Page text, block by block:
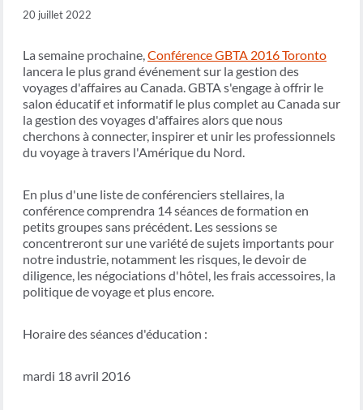
20 juillet 2022
La semaine prochaine, Conférence GBTA 2016 Toronto
lancera le plus grand événement sur la gestion des
voyages d'affaires au Canada. GBTA s'engage à offrir le
salon éducatif et informatif le plus complet au Canada sur
la gestion des voyages d'affaires alors que nous
cherchons à connecter, inspirer et unir les professionnels
du voyage à travers l'Amérique du Nord.
En plus d'une liste de conférenciers stellaires, la
conférence comprendra 14 séances de formation en
petits groupes sans précédent. Les sessions se
concentreront sur une variété de sujets importants pour
notre industrie, notamment les risques, le devoir de
diligence, les négociations d'hôtel, les frais accessoires, la
politique de voyage et plus encore.
Horaire des séances d'éducation :
mardi 18 avril 2016